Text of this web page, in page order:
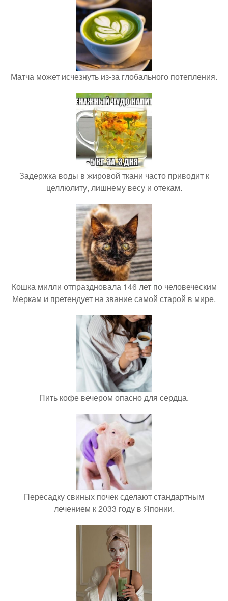
Матча может исчезнуть из-за глобального потепления.
Задержка воды в жировой ткани часто приводит к
целлюлиту, лишнему весу и отекам.
Кошка милли отпраздновала 146 лет по человеческим
Меркам и претендует на звание самой старой в мире.
Пить кофе вечером опасно для сердца.
Пересадку свиных почек сделают стандартным
лечением к 2033 году в Японии.